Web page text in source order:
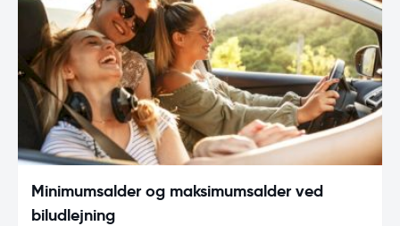
Minimumsalder og maksimumsalder ved
biludlejning